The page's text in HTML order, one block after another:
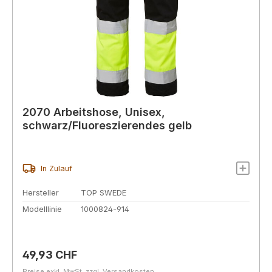
2070 Arbeitshose, Unisex,
schwarz/Fluoreszierendes gelb
In Zulauf
Hersteller
TOP SWEDE
Modelllinie
1000824-914
Regulärer Preis:
49,93 CHF